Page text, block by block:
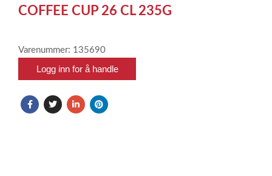
1
COFFEE CUP 26 CL 235G
Varenummer: 135690
Logg inn for å handle